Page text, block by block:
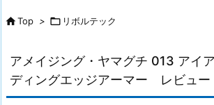
Top >  リボルテック
アメイジング・ヤマグチ 013 アイ
ディングエッジアーマー レビュー